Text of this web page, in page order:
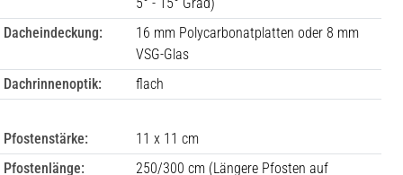
Dacheindeckung:
16 mm Polycarbonatplatten oder 8 mm
VSG-Glas
Dachrinnenoptik:
flach
Pfostenstärke:
11 x 11 cm
Pfostenlänge:
250/300 cm (Längere Pfosten auf